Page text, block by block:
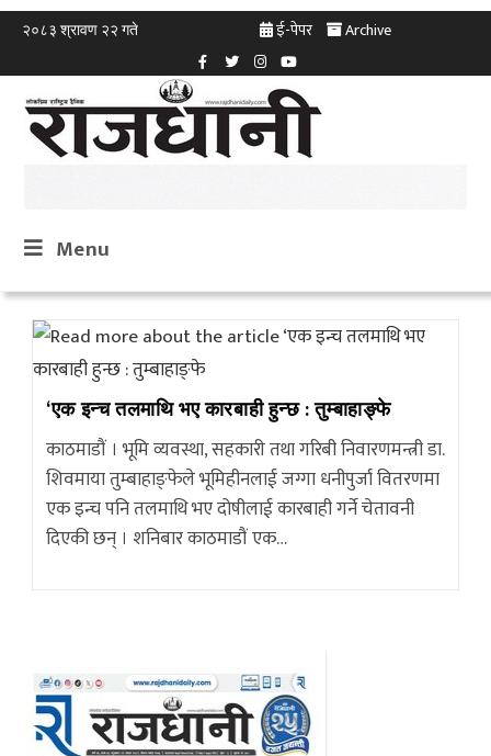
२०८३ श्रावण २२ गते ई-पेपर Archive
Menu
‘एक इन्च तलमाथि भए कारबाही हुन्छ : तुम्बाहाङ्फे
काठमाडौं । भूमि व्यवस्था, सहकारी तथा गरिबी निवारणमन्त्री डा.
शिवमाया तुम्बाहाङ्फेले भूमिहीनलाई जग्गा धनीपुर्जा वितरणमा
एक इन्च पनि तलमाथि भए दोषीलाई कारबाही गर्ने चेतावनी
दिएकी छन् । शनिबार काठमाडौं एक…